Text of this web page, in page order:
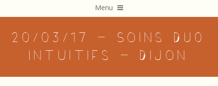
Navigation
Menu
Menu
20/03/17 – Soins DUO
intuitifs – Dijon